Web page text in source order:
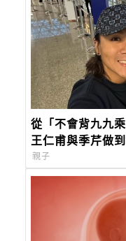
從「不會背九九
王仁甫與季芹做
樣子
親子